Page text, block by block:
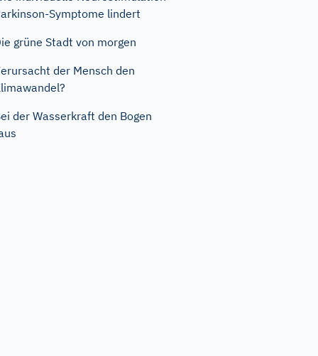
Symptome lindert
grüne Stadt von morgen
der Mensch den
der Wasserkraft den Bogen